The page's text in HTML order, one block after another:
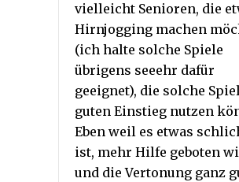
vielleicht Senioren, die
Hirnjogging machen
(ich halte solche Spiele
übrigens seeehr dafür
geeignet), die solche
guten Einstieg nutzen
Eben weil es etwas
ist, mehr Hilfe geboten
und die Vertonung ganz